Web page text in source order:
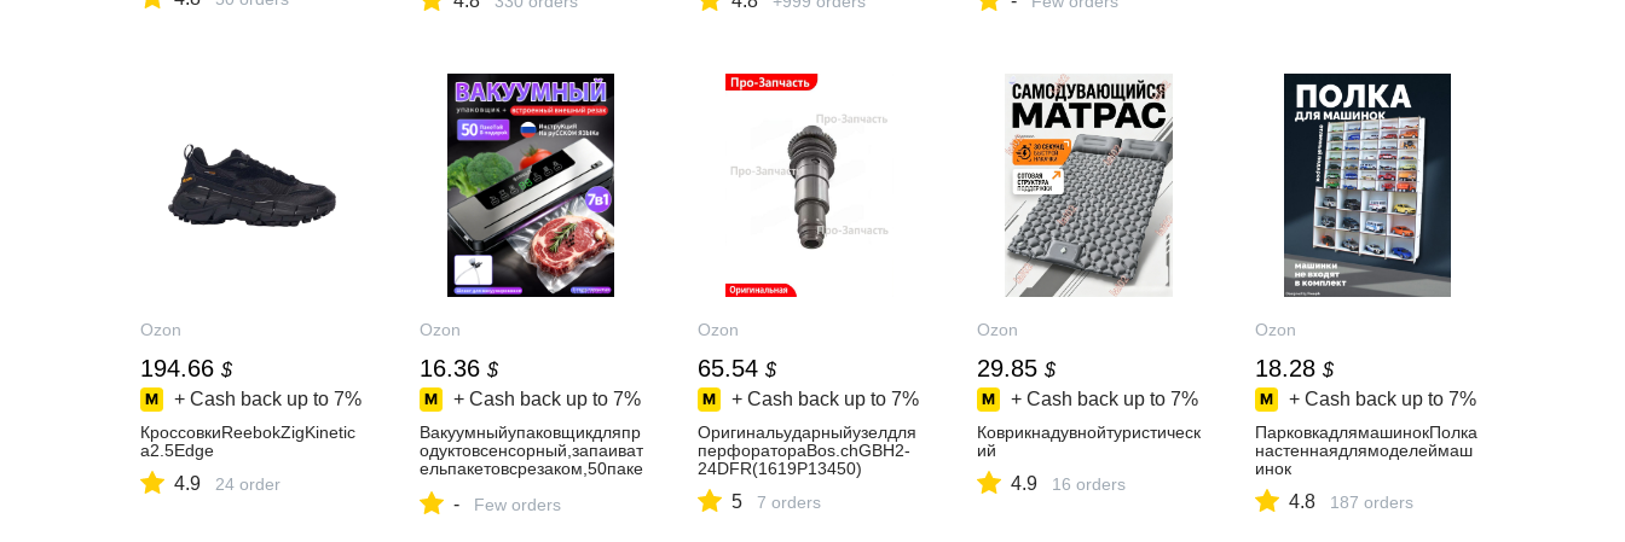
Ozon
194.66 $
+ Cash back up to 7%
КроссовкиReebokZigKinetic
a2.5Edge
4.9 24 order
Ozon
16.36 $
+ Cash back up to 7%
Вакуумныйупаковщикдляпр
одуктовсенсорный,запаиват
ельпакетовсрезаком,50паке
- Few orders
Ozon
65.54 $
+ Cash back up to 7%
Оригинальударныйузелдля
перфоратораBos.chGBH2-
24DFR(1619P13450)
5 7 orders
Ozon
29.85 $
+ Cash back up to 7%
Коврикнадувнойтуристическ
ий
4.9 16 orders
Ozon
18.28 $
+ Cash back up to 7%
ПарковкадлямашинокПолка
настеннаядлямоделеймаш
инок
4.8 187 orders